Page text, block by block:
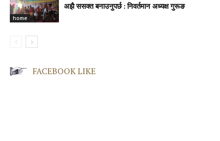
home
अझै ससक्त बनाउनुपर्छ : निवर्तमान अध्यक्ष गुरूङ
FACEBOOK LIKE